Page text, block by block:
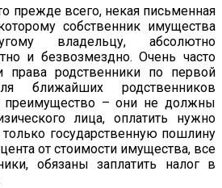
прежде всего, некая письменная
собственник имущества
владельцу, абсолютно
и безвозмездно. Очень часто
родственники по первой
ближайших родственников
преимущество – они не должны
лица, оплатить нужно
государственную пошлину
от стоимости имущества, все
обязаны заплатить налог в